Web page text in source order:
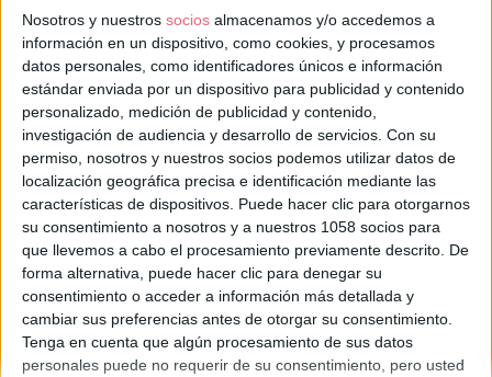
Nosotros y nuestros socios almacenamos y/o accedemos a
información en un dispositivo, como cookies, y procesamos
datos personales, como identificadores únicos e información
estándar enviada por un dispositivo para publicidad y contenido
personalizado, medición de publicidad y contenido,
investigación de audiencia y desarrollo de servicios. Con su
permiso, nosotros y nuestros socios podemos utilizar datos de
localización geográfica precisa e identificación mediante las
características de dispositivos. Puede hacer clic para otorgarnos
su consentimiento a nosotros y a nuestros 1058 socios para
que llevemos a cabo el procesamiento previamente descrito. De
forma alternativa, puede hacer clic para denegar su
consentimiento o acceder a información más detallada y
cambiar sus preferencias antes de otorgar su consentimiento.
Tenga en cuenta que algún procesamiento de sus datos
personales puede no requerir de su consentimiento, pero usted
IGLESIA DE SANTA MARIA
DO CASTELO
Añadir a mi viaje